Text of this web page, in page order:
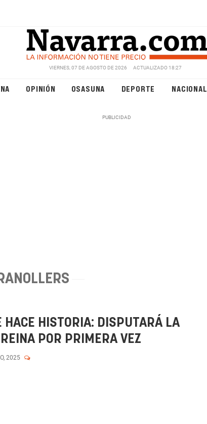
VIERNES, 07 DE AGOSTO DE 2026 ACTUALIZADO 18:27
OPINIÓN OSASUNA DEPORTE NACIONAL
HACE HISTORIA: DISPUTARÁ LA
POR PRIMERA VEZ
2025